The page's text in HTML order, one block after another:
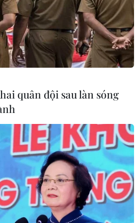
hãm tăng
thay đổi vị
London, một
giữ
quân đội sau làn sóng